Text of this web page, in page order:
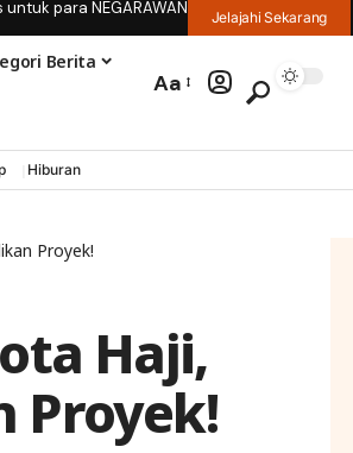
para NEGARAWAN Jelajahi Sekarang
Berita
Aa
Hiburan
Proyek!
Haji,
Proyek!